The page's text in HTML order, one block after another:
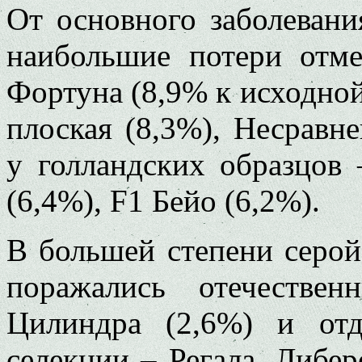
От основного
наибольшие потери
Фортуна (8,9% к
плоская (8,3%),
у голландских
(6,4%), F1 Бейо (6,2%).
В большей степени
поражались
Цилиндра (2,6%) и